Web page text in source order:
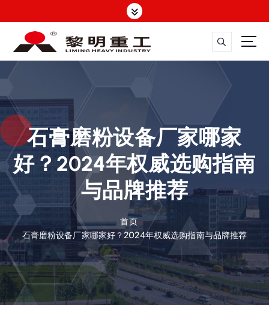
转
容 大修渣磨粉机，矿渣立磨
石膏磨粉设备厂家哪家
好？2024年权威选购指南
与品牌推荐
首页
石膏磨粉设备厂家哪家好？2024年权威选购指南与品牌推荐